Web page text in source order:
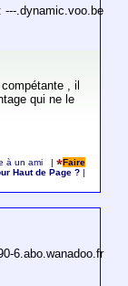
---.dynamic.voo.be
, il
qui ne le
à un ami |
Faire
Haut de Page ?
6.abo.wanadoo.fr